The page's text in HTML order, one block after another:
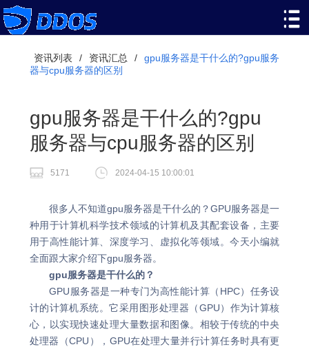
资讯列表 / 资讯汇总 /
gpu服务器是干什么的?gpu服务
器与cpu服务器的区别
gpu服务器是干什么的?gpu
服务器与cpu服务器的区别
5171 2024-04-15 10:00:01
很多人不知道gpu服务器是干什么的？GPU服务器是一
种用于计算机科学技术领域的计算机及其配套设备，主要
用于高性能计算、深度学习、虚拟化等领域。今天小编就
全面跟大家介绍下gpu服务器。
gpu服务器是干什么的？
GPU服务器是一种专门为高性能计算（HPC）任务设
计的计算机系统。它采用图形处理器（GPU）作为计算核
心，以实现快速处理大量数据和图像。相较于传统的中央
处理器（CPU），GPU在处理大量并行计算任务时具有更